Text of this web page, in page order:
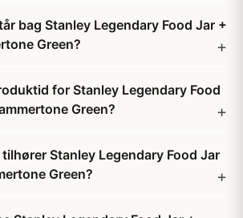
bag Stanley Legendary Food Jar +
Green?
for Stanley Legendary Food
Green?
Stanley Legendary Food Jar
Green?